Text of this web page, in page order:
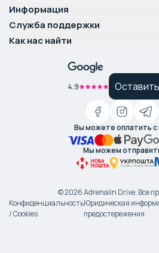
Информация
Служба поддержки
Как нас найти
4.9
Вы можете оплатить
Мы можем
©2026Adrenalin Drive. Все
Конфиденциальность
/ Cookies
Юридическая
предостережения